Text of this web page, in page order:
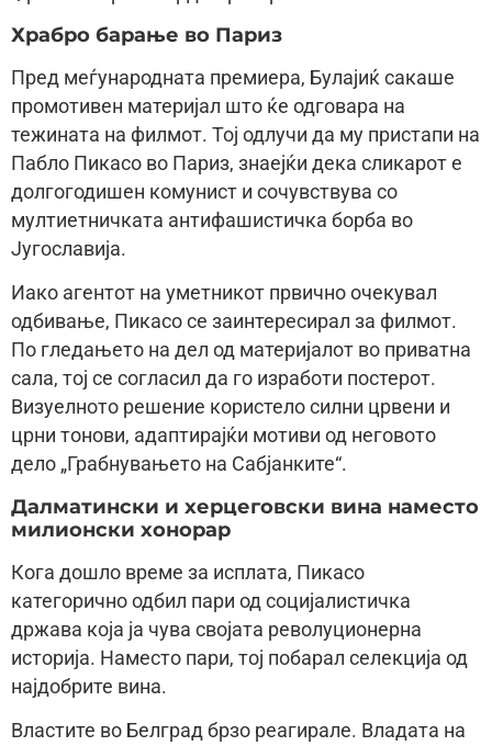
Храбро барање во Париз
Пред меѓународната премиера, Булајиќ сакаше
промотивен материјал што ќе одговара на
тежината на филмот. Тој одлучи да му пристапи на
Пабло Пикасо во Париз, знаејќи дека сликарот е
долгогодишен комунист и сочувствува со
мултиетничката антифашистичка борба во
Југославија.
Иако агентот на уметникот првично очекувал
одбивање, Пикасо се заинтересирал за филмот.
По гледањето на дел од материјалот во приватна
сала, тој се согласил да го изработи постерот.
Визуелното решение користело силни црвени и
црни тонови, адаптирајќи мотиви од неговото
дело „Грабнувањето на Сабјанките“.
Далматински и херцеговски вина наместо
милионски хонорар
Кога дошло време за исплата, Пикасо
категорично одбил пари од социјалистичка
држава која ја чува својата револуционерна
историја. Наместо пари, тој побарал селекција од
најдобрите вина.
Властите во Белград брзо реагирале. Владата на